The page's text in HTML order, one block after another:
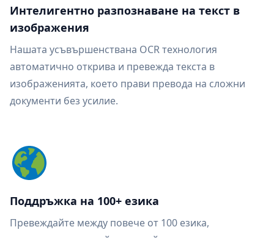
Интелигентно разпознаване на текст в
изображения
Нашата усъвършенствана OCR технология
автоматично открива и превежда текста в
изображенията, което прави превода на сложни
документи без усилие.
Поддръжка на 100+ езика
Превеждайте между повече от 100 езика,